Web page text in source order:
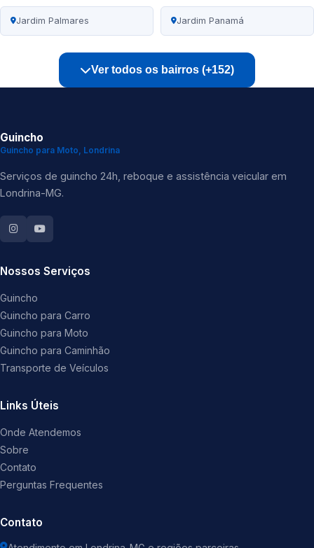
Jardim Palmares Jardim Panamá
Ver todos os bairros (+152)
Guincho
Guincho para Moto, Londrina
Serviços de guincho 24h, reboque e assistência veicular em
Londrina-MG.
Nossos Serviços
Guincho
Guincho para Carro
Guincho para Moto
Guincho para Caminhão
Transporte de Veículos
Links Úteis
Onde Atendemos
Sobre
Contato
Perguntas Frequentes
Contato